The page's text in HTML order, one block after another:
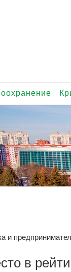
и
в